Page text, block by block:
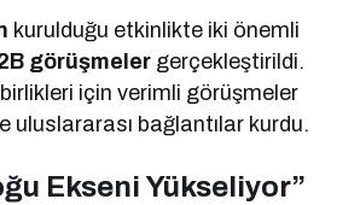
kurulduğu etkinlikte iki önemli
görüşmeler gerçekleştirildi.
birlikleri için verimli görüşmeler
uluslararası bağlantılar kurdu.
Ekseni Yükseliyor”